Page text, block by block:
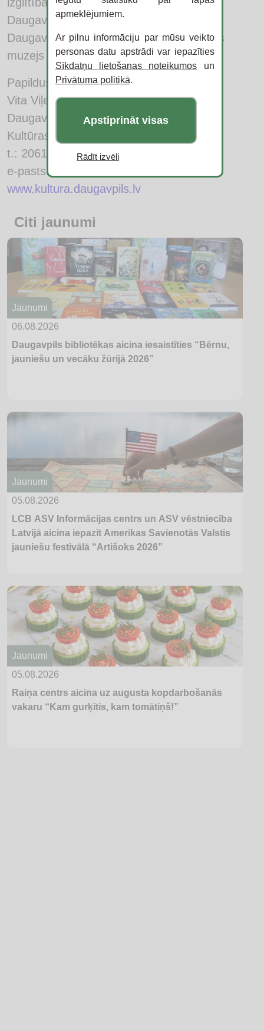
Daugavpils Marka Rotko Mākslas centrs,
Daugavpils Novadpētniecības un mākslas
muzejs un SIA LatInSoft.
Papildus informācija:
Vita Viļevko
Daugavpils pilsētas domes
Kultūras pārvalde
t.: 20613226
e-pasts:
www.kultura.daugavpils.lv
Citi jaunumi
Jaunumi
06.08.2026
Daugavpils bibliotēkas aicina iesaistīties “Bērnu,
jauniešu un vecāku žūrijā 2026”
Jaunumi
05.08.2026
LCB ASV Informācijas centrs un ASV vēstniecība
Latvijā aicina iepazīt Amerikas Savienotās Valstis
jauniešu festivālā “Artišoks 2026”
Jaunumi
05.08.2026
Raiņa centrs aicina uz augusta kopdarbošanās
vakaru “Kam gurķītis, kam tomātiņš!”
apmeklējumiem.
Ar pilnu informāciju par mūsu veikto
personas datu apstrādi var iepazīties
Sīkdatņu lietošanas noteikumos un
Privātuma politikā.
Apstiprināt visas
Rādīt izvēli